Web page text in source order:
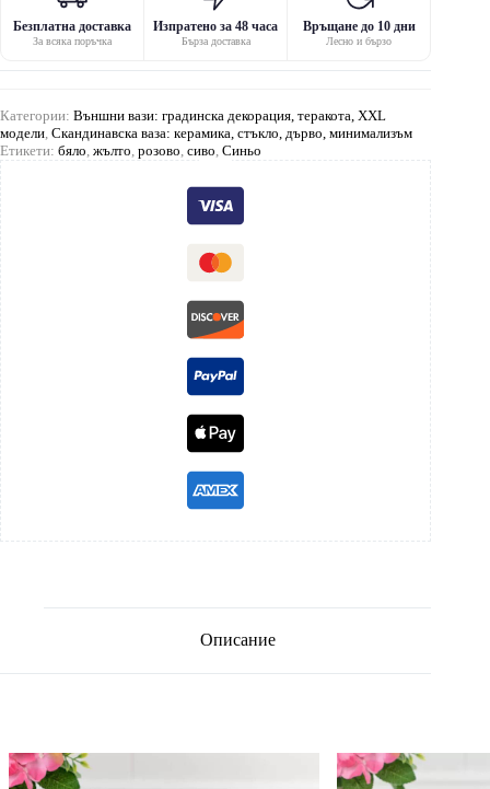
Безплатна доставка
За всяка поръчка
Изпратено за 48 часа
Бърза доставка
Връщане до 10 дни
Лесно и бързо
Категории: Външни вази: градинска декорация, теракота, XXL
модели Скандинавска ваза: керамика, стъкло, дърво, минимализъм
Етикети: бяло жълто розово сиво Синьо
Описание